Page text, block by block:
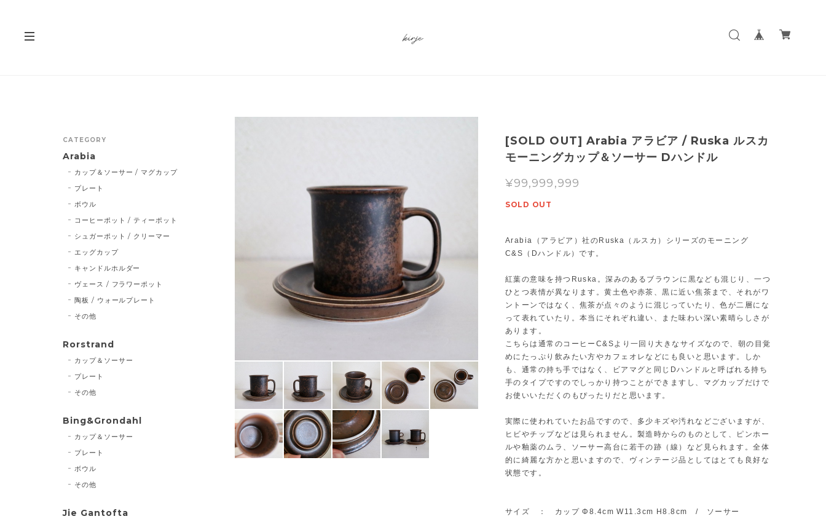
[SOLD OUT] Arabia アラビア / Ruska ルスカ
モーニングカップ＆ソーサー Dハンドル
¥99,999,999
SOLD OUT
Arabia（アラビア）社のRuska（ルスカ）シリーズのモーニング
C&S（Dハンドル）です。
紅葉の意味を持つRuska。深みのあるブラウンに黒なども混じり、一つ
ひとつ表情が異なります。黄土色や赤茶、黒に近い焦茶まで、それがワ
ントーンではなく、焦茶が点々のように混じっていたり、色が二層にな
って表れていたり。本当にそれぞれ違い、また味わい深い素晴らしさが
あります。
こちらは通常のコーヒーC&Sより一回り大きなサイズなので、朝の目覚
めにたっぷり飲みたい方やカフェオレなどにも良いと思います。しか
も、通常の持ち手ではなく、ビアマグと同じDハンドルと呼ばれる持ち
手のタイプですのでしっかり持つことができますし、マグカップだけで
お使いいただくのもぴったりだと思います。
実際に使われていたお品ですので、多少キズや汚れなどございますが、
ヒビやチップなどは見られません。製造時からのものとして、ピンホー
ルや釉薬のムラ、ソーサー高台に若干の跡（線）など見られます。全体
的に綺麗な方かと思いますので、ヴィンテージ品としてはとても良好な
状態です。
サイズ ： カップ Φ8.4cm W11.3cm H8.8cm / ソーサー
CATEGORY
Arabia
カップ＆ソーサー / マグカップ
プレート
ボウル
コーヒーポット / ティーポット
シュガーポット / クリーマー
エッグカップ
キャンドルホルダー
ヴェース / フラワーポット
陶板 / ウォールプレート
その他
Rorstrand
カップ＆ソーサー
プレート
その他
Bing&Grondahl
カップ＆ソーサー
プレート
ボウル
その他
Jie Gantofta